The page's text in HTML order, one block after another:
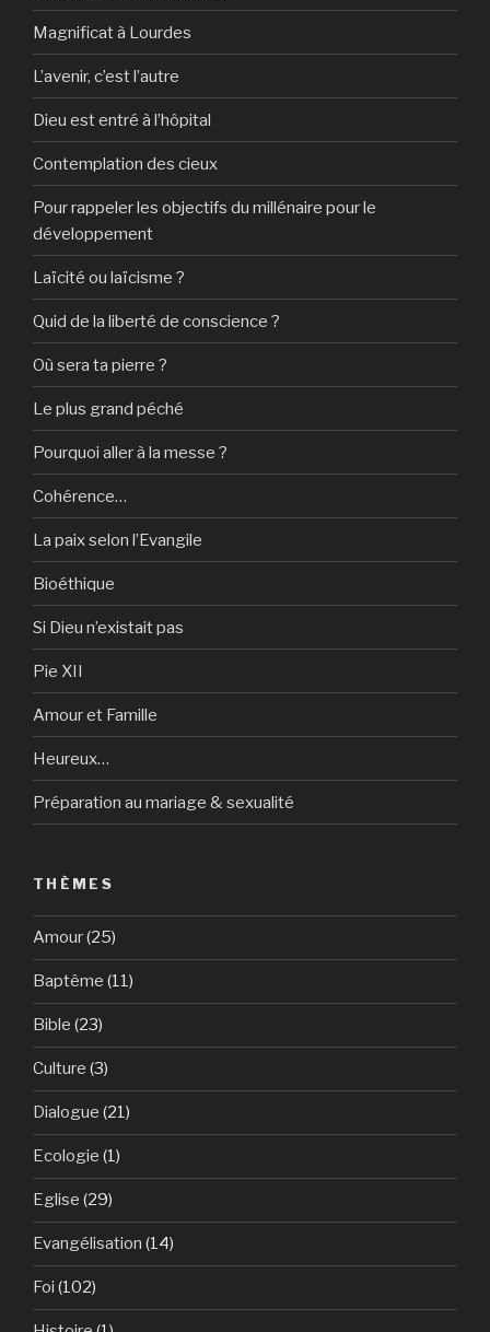
Magnificat à Lourdes
L’avenir, c’est l’autre
Dieu est entré à l’hôpital
Contemplation des cieux
Pour rappeler les objectifs du millénaire pour le
développement
Laïcité ou laïcisme ?
Quid de la liberté de conscience ?
Où sera ta pierre ?
Le plus grand péché
Pourquoi aller à la messe ?
Cohérence…
La paix selon l’Evangile
Bioéthique
Si Dieu n’existait pas
Pie XII
Amour et Famille
Heureux…
Préparation au mariage & sexualité
THÈMES
Amour(25)
Baptême (11)
Bible (23)
Culture (3)
Dialogue (21)
Ecologie (1)
Eglise (29)
Evangélisation (14)
Foi (102)